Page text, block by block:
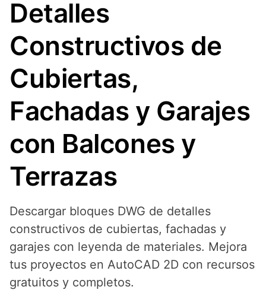
Detalles
Constructivos de
Cubiertas,
Fachadas y Garajes
con Balcones y
Terrazas
Descargar bloques DWG de detalles
constructivos de cubiertas, fachadas y
garajes con leyenda de materiales. Mejora
tus proyectos en AutoCAD 2D con recursos
gratuitos y completos.